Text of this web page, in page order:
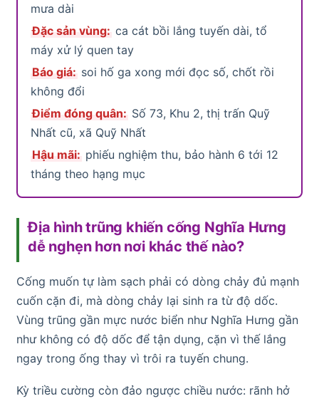
mưa dài
Đặc sản vùng: ca cát bồi lắng tuyến dài, tổ
máy xử lý quen tay
Báo giá: soi hố ga xong mới đọc số, chốt rồi
không đổi
Điểm đóng quân: Số 73, Khu 2, thị trấn Quỹ
Nhất cũ, xã Quỹ Nhất
Hậu mãi: phiếu nghiệm thu, bảo hành 6 tới 12
tháng theo hạng mục
Địa hình trũng khiến cống Nghĩa Hưng
dễ nghẹn hơn nơi khác thế nào?
Cống muốn tự làm sạch phải có dòng chảy đủ mạnh
cuốn cặn đi, mà dòng chảy lại sinh ra từ độ dốc.
Vùng trũng gần mực nước biển như Nghĩa Hưng gần
như không có độ dốc để tận dụng, cặn vì thế lắng
ngay trong ống thay vì trôi ra tuyến chung.
Kỳ triều cường còn đảo ngược chiều nước: rãnh hở